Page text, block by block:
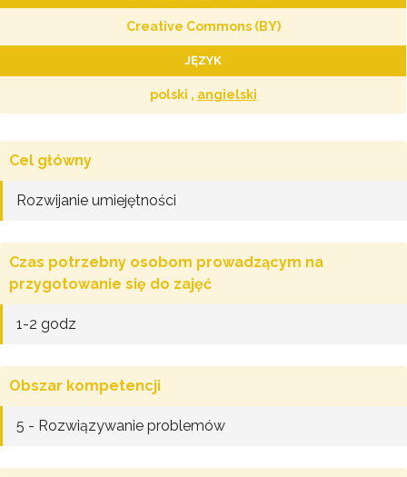
Creative Commons (BY)
JĘZYK
polski , angielski
Cel główny
Rozwijanie umiejętności
Czas potrzebny osobom prowadzącym na
przygotowanie się do zajęć
1-2 godz
Obszar kompetencji
5 - Rozwiązywanie problemów